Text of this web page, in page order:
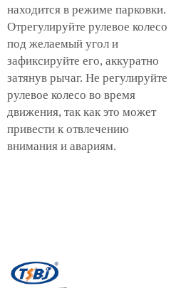
находится в режиме парковки.
Отрегулируйте рулевое колесо
под желаемый угол и
зафиксируйте его, аккуратно
затянув рычаг. Не регулируйте
рулевое колесо во время
движения, так как это может
привести к отвлечению
внимания и авариям.